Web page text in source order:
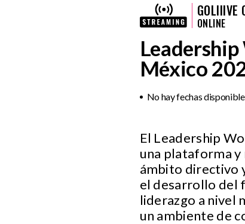
GOLIIIVE
ONLINE
México
No hay fechas
El Leadership
una plataforma
ámbito directivo
el desarrollo del
liderazgo a nivel
un ambiente de